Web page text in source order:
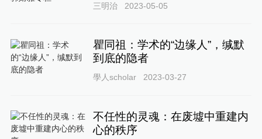
三明治 2023-05-05
瞿同祖：学术的“边缘人”，缄默
到底的隐者
學人scholar 2023-03-27
不任性的灵魂：在废墟中重建内
心的秩序